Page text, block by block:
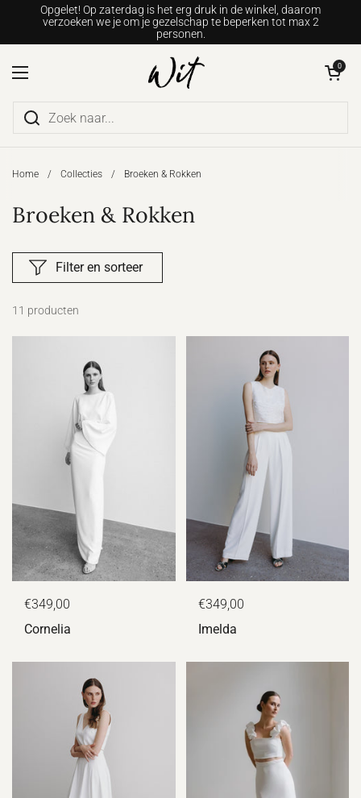
Ga naar content
Opgelet! Op zaterdag is het erg druk in de winkel, daarom
verzoeken we je om je gezelschap te beperken tot max 2
personen.
Menu openen
Winkelwagentje
0
Home / Collecties / Broeken & Rokken
Broeken & Rokken
11 producten
Filter en sorteer
€349,00
Cornelia
€349,00
Imelda